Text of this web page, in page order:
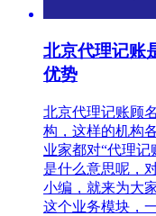
北京代理记账
优势
北京代理记账顾
构，这样的机构
业家都对“代理
是什么意思呢，
小编，就来为大
这个业务模块，